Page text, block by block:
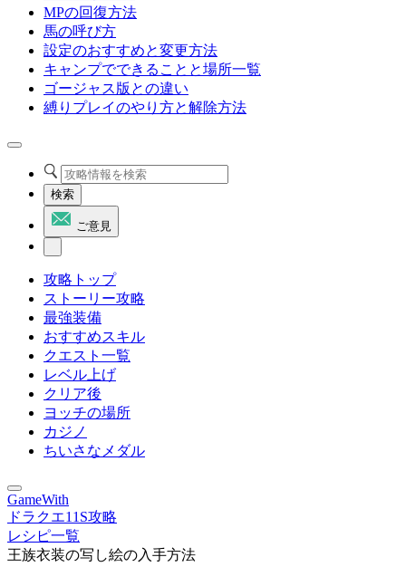
MPの回復方法
馬の呼び方
設定のおすすめと変更方法
キャンプでできることと場所一覧
ゴージャス版との違い
縛りプレイのやり方と解除方法
検索
ご意見
攻略トップ
ストーリー攻略
最強装備
おすすめスキル
クエスト一覧
レベル上げ
クリア後
ヨッチの場所
カジノ
ちいさなメダル
GameWith
ドラクエ11S攻略
レシピ一覧
王族衣装の写し絵の入手方法